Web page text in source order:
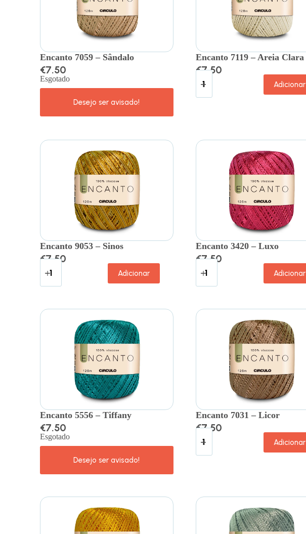
Encanto 7059 – Sândalo
€7.50
Esgotado
Encanto 7119 – Areia Clara
€7.50
Adicionar
Encanto 9053 – Sinos
€7.50
Adicionar
Encanto 3420 – Luxo
€7.50
Adicionar
Encanto 5556 – Tiffany
€7.50
Esgotado
Encanto 7031 – Licor
€7.50
Adicionar